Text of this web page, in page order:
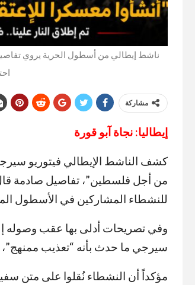
ناشط إيطالي من أسطول الحرية يروي
مشاركة
إيطاليا: نجاة آبو قورة
كشف الناشط الإيطالي فيتوريو
من أجل فلسطين”، تفاصيل صادمة قال
للنشطاء المشاركين في الأسطول
وفي تصريحات أدلى بها عقب
سيرجي ما حدث بأنه “تعذيب ممنهج”،
مؤكداً أن النشطاء نُقلوا على متن